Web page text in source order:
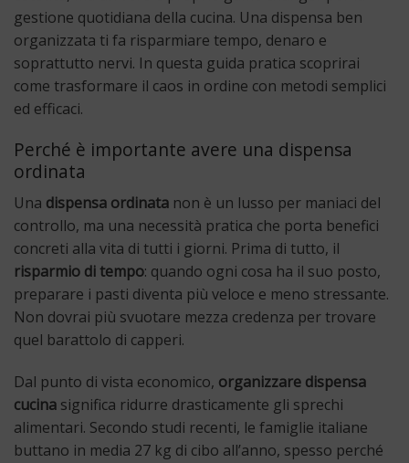
gestione quotidiana della cucina. Una dispensa ben
organizzata ti fa risparmiare tempo, denaro e
soprattutto nervi. In questa guida pratica scoprirai
come trasformare il caos in ordine con metodi semplici
ed efficaci.
Perché è importante avere una dispensa
ordinata
Una dispensa ordinata non è un lusso per maniaci del
controllo, ma una necessità pratica che porta benefici
concreti alla vita di tutti i giorni. Prima di tutto, il
risparmio di tempo: quando ogni cosa ha il suo posto,
preparare i pasti diventa più veloce e meno stressante.
Non dovrai più svuotare mezza credenza per trovare
quel barattolo di capperi.
Dal punto di vista economico, organizzare dispensa
cucina significa ridurre drasticamente gli sprechi
alimentari. Secondo studi recenti, le famiglie italiane
buttano in media 27 kg di cibo all’anno, spesso perché